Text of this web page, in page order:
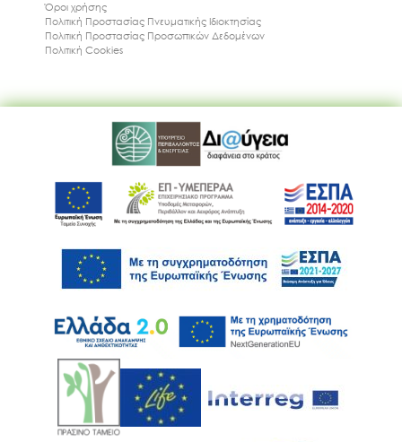
Ακολουθήστε μας
Όροι χρήσης
Πολιτική Προστασίας Πνευματικής Ιδιοκτησίας
Πολιτική Προστασίας Προσωπικών Δεδομένων
Πολιτική Cookies